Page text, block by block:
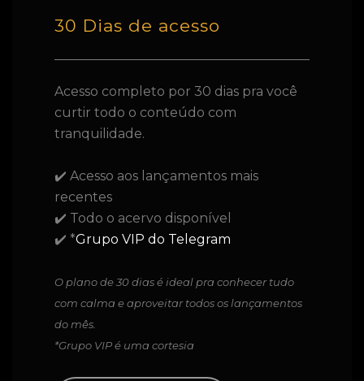
30 Dias de acesso
Acesso completo por 30 dias pra você
curtir todo o conteúdo com
tranquilidade.
✔️ Acesso aos lançamentos mais
recentes
✔️ Todo o acervo disponível
✔️ *Grupo VIP do Telegram
O plano de 30 dias é ideal pra conhecer tudo
com calma e aproveitar todos os lançamentos
do mês.
*Grupo VIP é uma cortesia